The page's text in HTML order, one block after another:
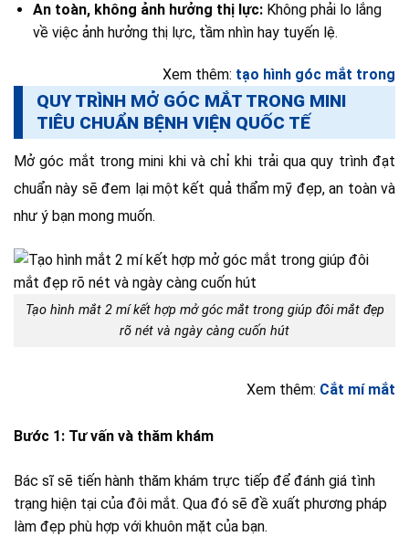
An toàn, không ảnh hưởng thị lực:Không phải lo lắng
về việc ảnh hưởng thị lực, tầm nhìn hay tuyến lệ.
Xem thêm: tạo hình góc mắt trong
QUY TRÌNH MỞ GÓC MẮT TRONG MINI
TIÊU CHUẨN BỆNH VIỆN QUỐC TẾ
Mở góc mắt trong mini khi và chỉ khi trải qua quy trình đạt
chuẩn này sẽ đem lại một kết quả thẩm mỹ đẹp, an toàn và
như ý bạn mong muốn.
Tạo hình mắt 2 mí kết hợp mở góc mắt trong giúp đôi mắt đẹp
rõ nét và ngày càng cuốn hút
Xem thêm: Cắt mí mắt
Bước 1: Tư vấn và thăm khám
Bác sĩ sẽ tiến hành thăm khám trực tiếp để đánh giá tình
trạng hiện tại của đôi mắt. Qua đó sẽ đề xuất phương pháp
làm đẹp phù hợp với khuôn mặt của bạn.